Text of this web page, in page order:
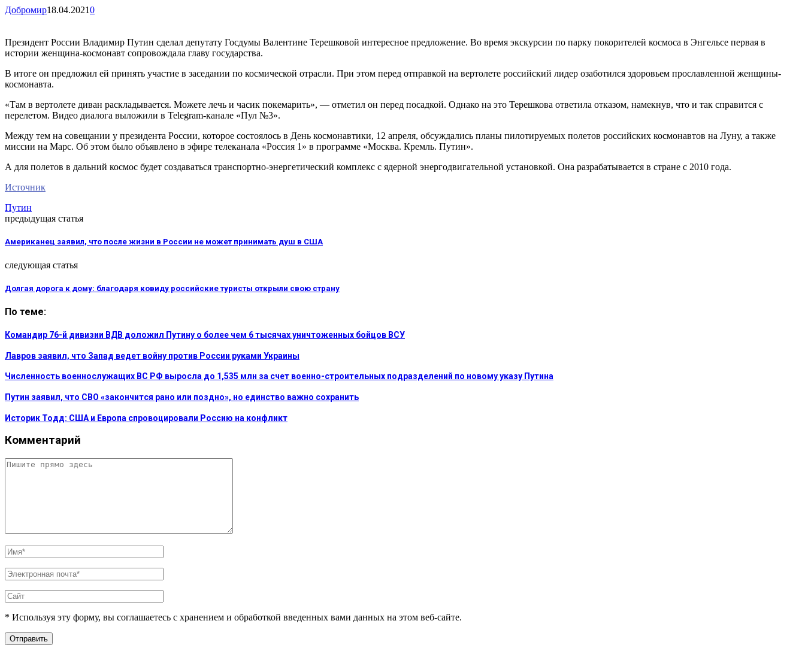
Добромир18.04.20210
Президент России Владимир Путин сделал депутату Госдумы Валентине Терешковой интересное предложение. Во время экскурсии по парку покорителей космоса в Энгельсе первая в
истории женщина-космонавт сопровождала главу государства.
В итоге он предложил ей принять участие в заседании по космической отрасли. При этом перед отправкой на вертолете российский лидер озаботился здоровьем прославленной женщины-
космонавта.
«Там в вертолете диван раскладывается. Можете лечь и часик покемарить», — отметил он перед посадкой. Однако на это Терешкова ответила отказом, намекнув, что и так справится с
перелетом. Видео диалога выложили в Telegram-канале «Пул №3».
Между тем на совещании у президента России, которое состоялось в День космонавтики, 12 апреля, обсуждались планы пилотируемых полетов российских космонавтов на Луну, а также
миссии на Марс. Об этом было объявлено в эфире телеканала «Россия 1» в программе «Москва. Кремль. Путин».
А для полетов в дальний космос будет создаваться транспортно-энергетический комплекс с ядерной энергодвигательной установкой. Она разрабатывается в стране с 2010 года.
Источник
Путин
предыдущая статья
Американец заявил, что после жизни в России не может принимать душ в США
следующая статья
Долгая дорога к дому: благодаря ковиду российские туристы открыли свою страну
По теме:
Командир 76-й дивизии ВДВ доложил Путину о более чем 6 тысячах уничтоженных бойцов ВСУ
Лавров заявил, что Запад ведет войну против России руками Украины
Численность военнослужащих ВС РФ выросла до 1,535 млн за счет военно-строительных подразделений по новому указу Путина
Путин заявил, что СВО «закончится рано или поздно», но единство важно сохранить
Историк Тодд: США и Европа спровоцировали Россию на конфликт
Комментарий
* Используя эту форму, вы соглашаетесь с хранением и обработкой введенных вами данных на этом веб-сайте.